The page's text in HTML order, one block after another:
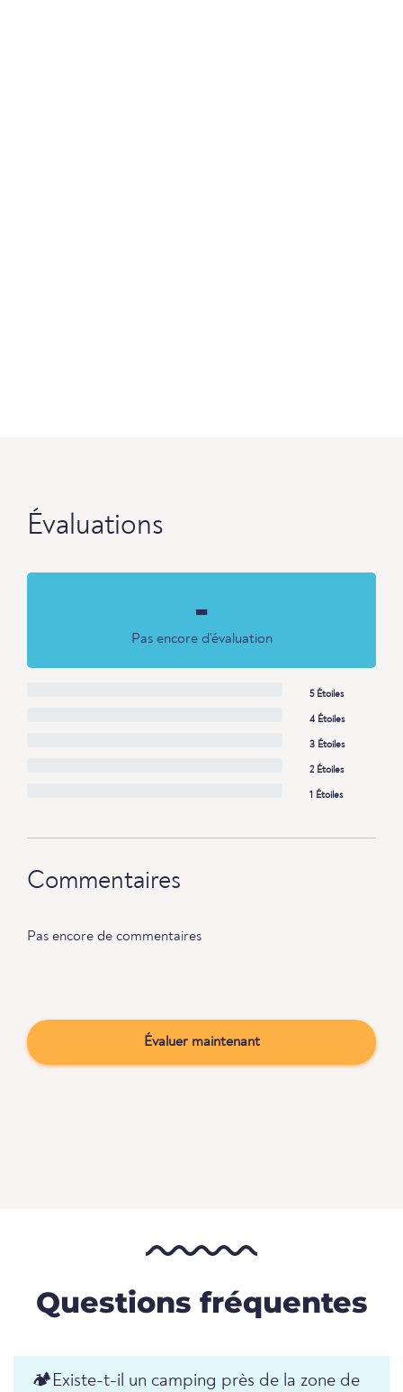
Évaluations
-
Pas encore d'évaluation
5 Étoiles
4 Étoiles
3 Étoiles
2 Étoiles
1 Étoiles
Commentaires
Pas encore de commentaires
Évaluer maintenant
Questions fréquentes
🏕️️Existe-t-il un camping près de la zone de